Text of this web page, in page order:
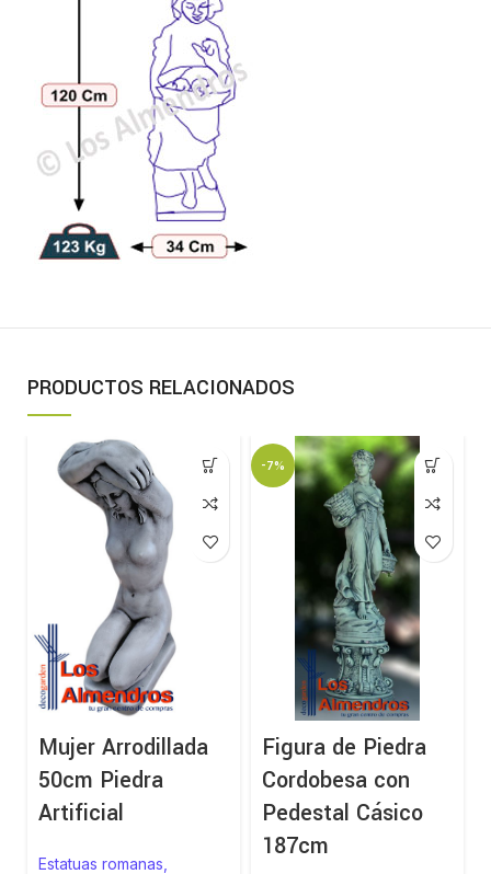
PRODUCTOS RELACIONADOS
Mujer Arrodillada
50cm Piedra
Artificial
Estatuas romanas,
-7%
Figura de Piedra
Cordobesa con
Pedestal Cásico
187cm